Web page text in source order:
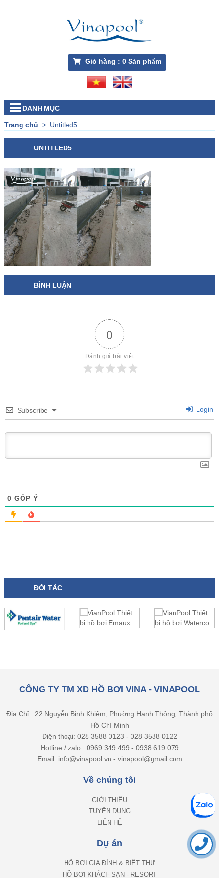
Giỏ hàng : 0Sản phẩm
DANH MỤC
Trang chủ > Untitled5
UNTITLED5
BÌNH LUẬN
0
Đánh giá bài viết
Subscribe Login
0 GÓP Ý
ĐỐI TÁC
CÔNG TY TM XD HỒ BƠI VINA - VINAPOOL
Địa Chỉ : 22 Nguyễn Bỉnh Khiêm, Phường Hạnh Thông, Thành phố
Hồ Chí Minh
Điện thoại: 028 3588 0123 - 028 3588 0122
Hotline / zalo : 0969 349 499 - 0938 619 079
Email: info@vinapool.vn - vinapool@gmail.com
Về chúng tôi
GIỚI THIỆU
TUYỂN DỤNG
LIÊN HỆ
Dự án
HỒ BƠI GIA ĐÌNH & BIỆT THỰ
HỒ BƠI KHÁCH SẠN - RESORT